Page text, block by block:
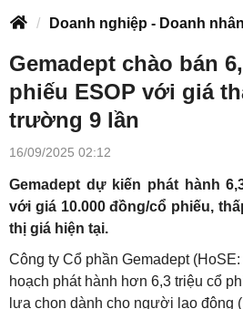
Doanh nghiệp - Doanh nhân
Gemadept chào bán
phiếu ESOP với giá
trường 9 lần
16/09/2025 02:12
Gemadept dự kiến phát hành
với giá 10.000 đồng/cổ phiếu,
thị giá hiện tại.
Công ty Cổ phần Gemadept
hoạch phát hành hơn 6,3 triệu cổ
lựa chọn dành cho người lao động